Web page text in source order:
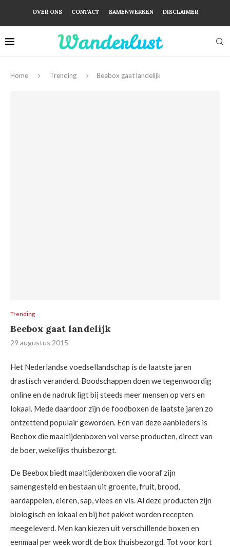
OVER ONS CONTACT SAMENWERKEN DISCLAIMER
Home Trending Beebox gaat landelijk
Trending
Beebox gaat landelijk
29 augustus 2015
Het Nederlandse voedsellandschap is de laatste jaren
drastisch veranderd. Boodschappen doen we tegenwoordig
online en de nadruk ligt bij steeds meer mensen op vers en
lokaal. Mede daardoor zijn de foodboxen de laatste jaren zo
ontzettend populair geworden. Eén van deze aanbieders is
Beebox die maaltijdenboxen vol verse producten, direct van
de boer, wekelijks thuisbezorgt.
De Beebox biedt maaltijdenboxen die vooraf zijn
samengesteld en bestaan uit groente, fruit, brood,
aardappelen, eieren, sap, vlees en vis. Al deze producten zijn
biologisch en lokaal en bij het pakket worden recepten
meegeleverd. Men kan kiezen uit verschillende boxen en
eenmaal per week wordt de box thuisbezorgd. Tot voor kort